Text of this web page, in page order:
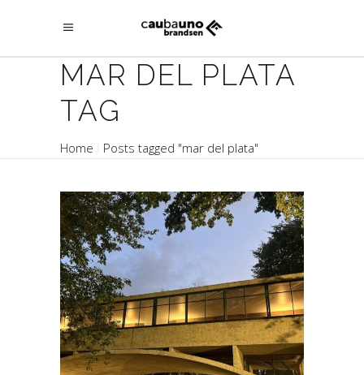
MAR DEL PLATA
TAG
Home Posts tagged "mar del plata"